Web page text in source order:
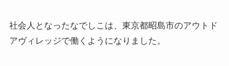
社会人となったなでしこは、東京都昭島市のアウトド
アヴィレッジで働くようになりました。